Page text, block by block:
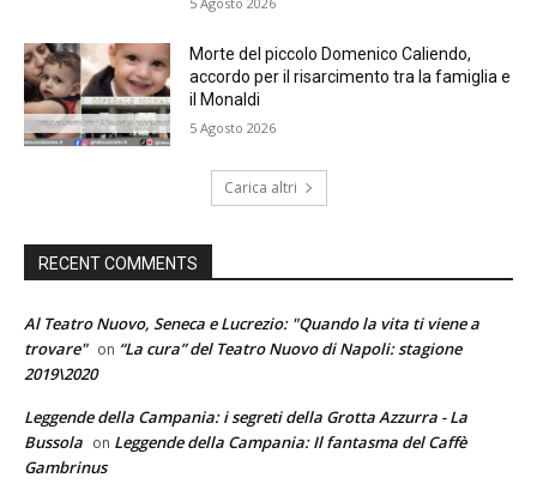
Morte del piccolo Domenico Caliendo,
accordo per il risarcimento tra la famiglia e
il Monaldi
5 Agosto 2026
Carica altri
RECENT COMMENTS
Al Teatro Nuovo, Seneca e Lucrezio: "Quando la vita ti viene a
trovare" on “La cura” del Teatro Nuovo di Napoli: stagione
2019\2020
Leggende della Campania: i segreti della Grotta Azzurra - La
Bussola on Leggende della Campania: Il fantasma del Caffè
Gambrinus